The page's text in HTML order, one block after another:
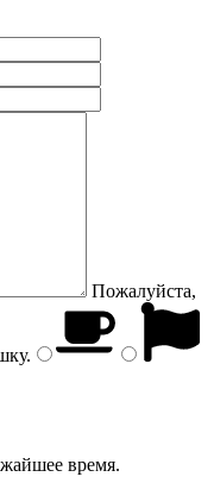
Пожалуйста,
.
время.